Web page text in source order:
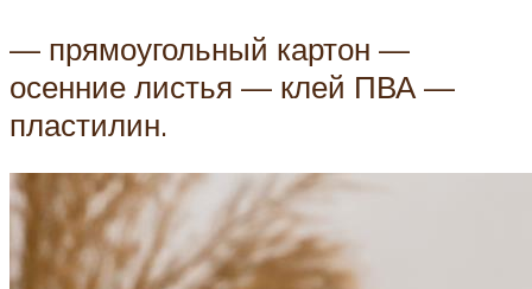
— прямоугольный картон —
осенние листья — клей ПВА —
пластилин.